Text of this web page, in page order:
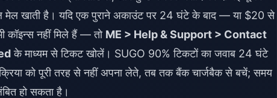
खाती है। यदि एक पुराने अकाउंट पर 24 घंटे के बाद — या $20 से
कॉइन्स नहीं मिले हैं — तो ME > Help & Support > Contact
के माध्यम से टिकट खोलें। SUGO 90% टिकटों का जवाब 24 घंटे
को पूरी तरह से नहीं अपना लेते, तब तक बैंक चार्जबैक से बचें; समय
हो सकता है।